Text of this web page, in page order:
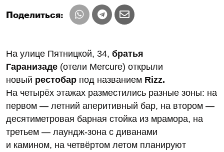
Поделиться:
На улице Пятницкой, 34, братья
Гаранизаде (отели Mercure) открыли
новый рестобар под названием Rizz.
На четырёх этажах разместились разные зоны: на
первом — летний аперитивный бар, на втором —
десятиметровая барная стойка из мрамора, на
третьем — лаундж-зона с диванами
и камином, на четвёртом летом планируют